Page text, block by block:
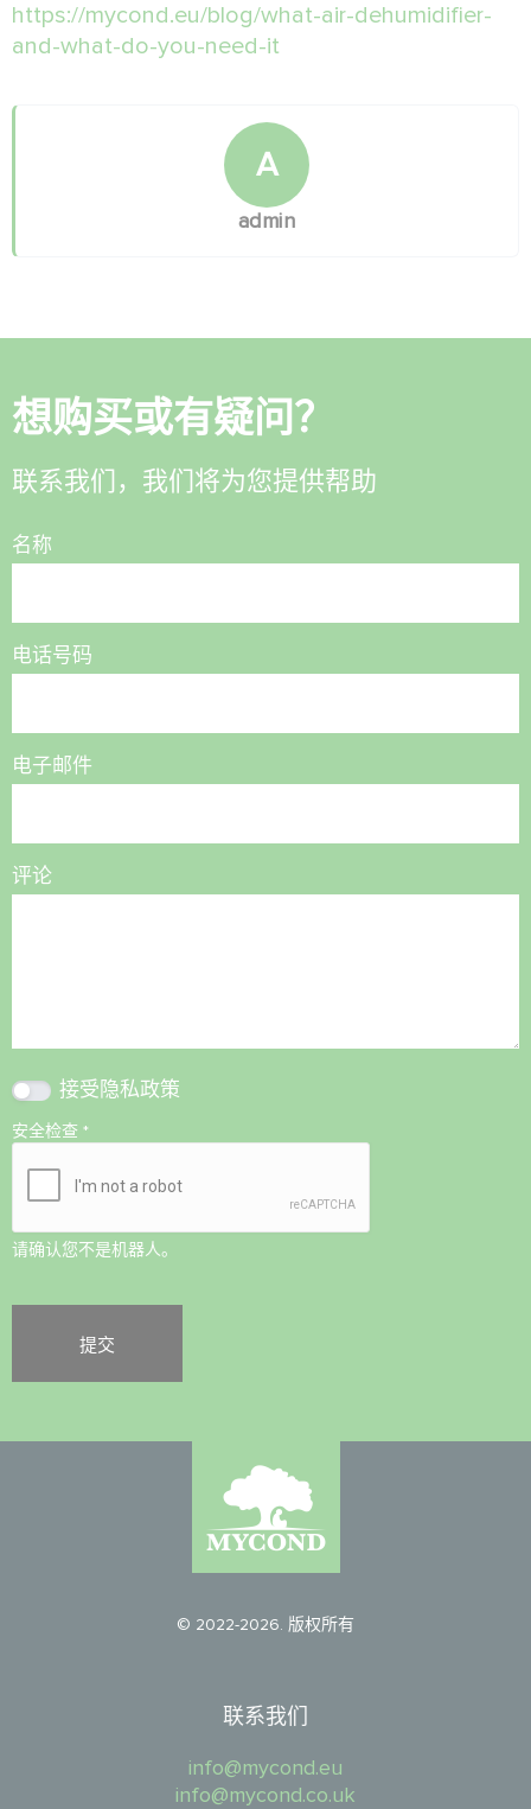
https://mycond.eu/blog/what-air-dehumidifier-
and-what-do-you-need-it
A
admin
想购买或有疑问？
联系我们，我们将为您提供帮助
名称
电话号码
电子邮件
评论
接受隐私政策
安全检查 *
请确认您不是机器人。
© 2022-2026. 版权所有
联系我们
info@mycond.eu
info@mycond.co.uk